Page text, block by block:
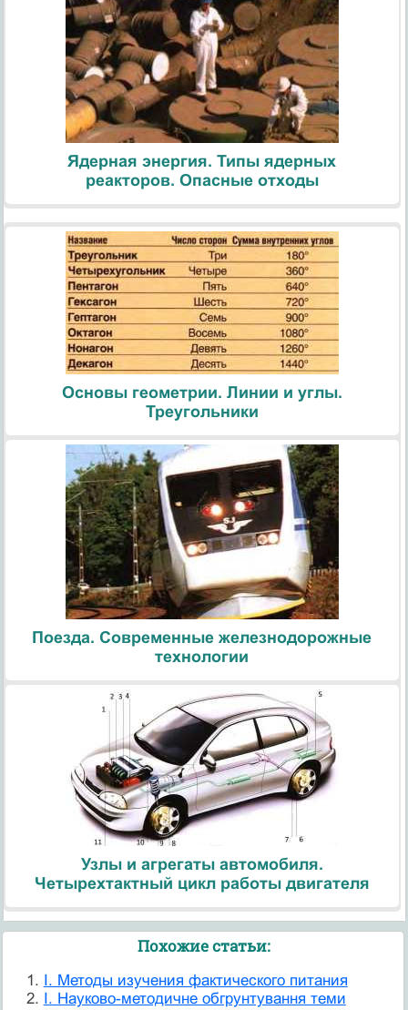
Ядерная энергия. Типы ядерных
реакторов. Опасные отходы
Основы геометрии. Линии и углы.
Треугольники
Поезда. Современные железнодорожные
технологии
Узлы и агрегаты автомобиля.
Четырехтактный цикл работы двигателя
Похожие статьи:
I. Методы изучения фактического питания
I. Науково-методичне обгрунтування теми